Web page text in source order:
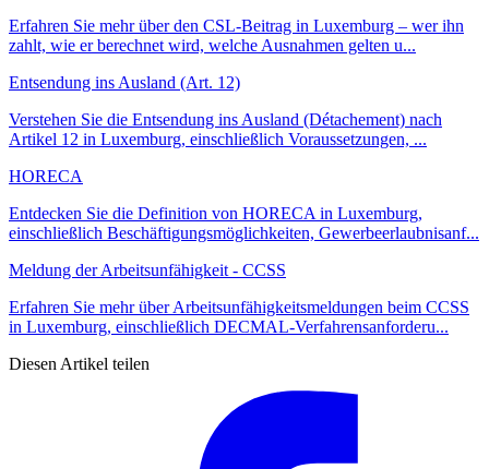
Erfahren Sie mehr über den CSL-Beitrag in Luxemburg – wer ihn
zahlt, wie er berechnet wird, welche Ausnahmen gelten u...
Entsendung ins Ausland (Art. 12)
Verstehen Sie die Entsendung ins Ausland (Détachement) nach
Artikel 12 in Luxemburg, einschließlich Voraussetzungen, ...
HORECA
Entdecken Sie die Definition von HORECA in Luxemburg,
einschließlich Beschäftigungsmöglichkeiten, Gewerbeerlaubnisanf...
Meldung der Arbeitsunfähigkeit - CCSS
Erfahren Sie mehr über Arbeitsunfähigkeitsmeldungen beim CCSS
in Luxemburg, einschließlich DECMAL-Verfahrensanforderu...
Diesen Artikel teilen